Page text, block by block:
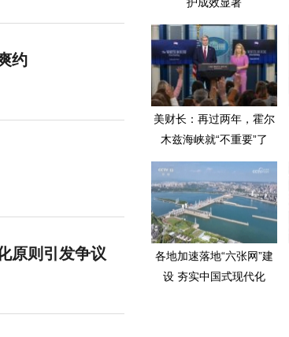
约
原则引发争议
美财长：再过两年，霍尔
木兹海峡就“不重要”了
各地加速落地“六张网”建
设 夯实中国式现代化